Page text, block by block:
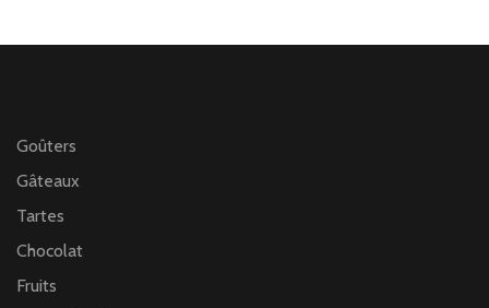
Goûters
Gâteaux
Tartes
Chocolat
Fruits